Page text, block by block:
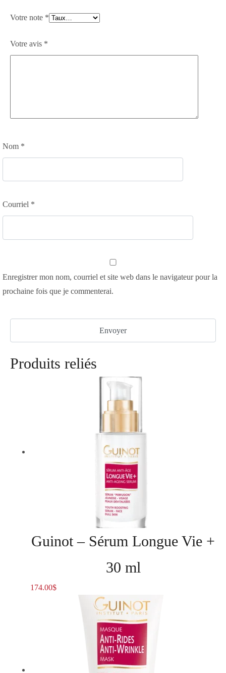
Votre note *
Votre avis *
Nom *
Courriel *
Enregistrer mon nom, courriel et site web dans le navigateur pour la
prochaine fois que je commenterai.
Produits reliés
Guinot – Sérum Longue Vie +
30 ml
174.00$